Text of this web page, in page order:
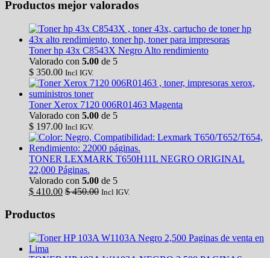
Productos mejor valorados
Toner hp 43x C8543X Negro Alto rendimiento
Valorado con 5.00 de 5
$ 350.00 Incl IGV.
Toner Xerox 7120 006R01463 Magenta
Valorado con 5.00 de 5
$ 197.00 Incl IGV.
TONER LEXMARK T650H11L NEGRO ORIGINAL
22,000 Páginas.
Valorado con 5.00 de 5
$ 410.00 $450.00 Incl IGV.
Productos